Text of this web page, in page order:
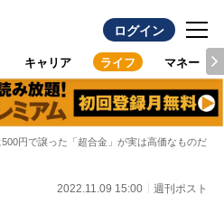
ログイン
キャリア ライフ マネー
500円で譲った「超合金」が実は高価なものだ
2022.11.09 15:00 週刊ポスト